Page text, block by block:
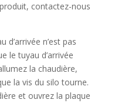
contactez-nous
d’arrivée n’est pas
le tuyau d’arrivée
la chaudière,
la vis du silo tourne.
et ouvrez la plaque